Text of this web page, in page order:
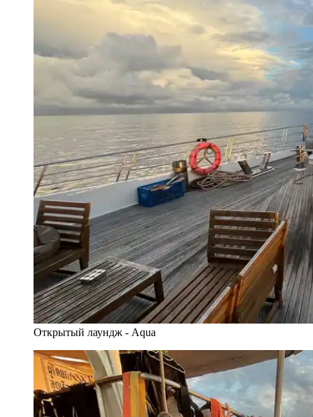
Открытый лаундж - Aqua